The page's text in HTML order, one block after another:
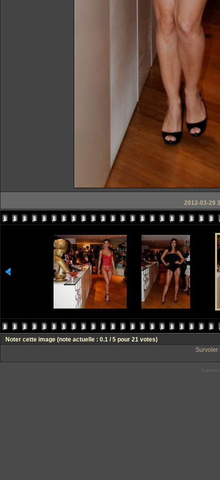
2012-03-29
Noter cette image (note actuelle : 0.1 / 5 pour 21 votes)
Survoler